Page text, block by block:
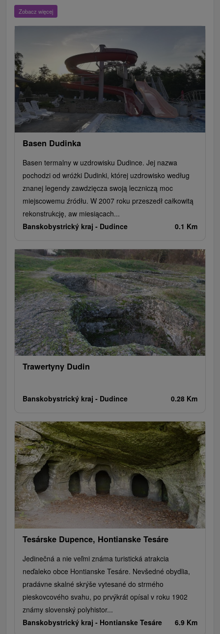
Wieże obserwacyjne i chodniki
Escaperoom
Loty widokowe i rejsy wycieczkowe
Jeziora, jeziora, zbiorniki wodne
Zabytki techniki
Wodospady
Kościoły drewniane Źródła Teatry
Jazda konna
Túry a turistické chodníky
Zamki Chaty górskie
Miejsca sakralne
Rafting, rafting, rafting
Obiekty architektoniczne
Ośrodek narciarski
Pola golfowe
Tory gokartowe
Amfiteatry i kina w przyrodzie
Szlaki winne
Cyklotrasy
Zobacz więcej
Basen Dudinka
Basen termalny w uzdrowisku Dudince. Jej nazwa
pochodzi od wróżki Dudinki, której uzdrowisko według
znanej legendy zawdzięcza swoją leczniczą moc
miejscowemu źródłu. W 2007 roku przeszedł całkowitą
rekonstrukcję, aw miesiącach...
Banskobystrický kraj - Dudince 0.1 Km
Trawertyny Dudin
Banskobystrický kraj - Dudince 0.28 Km
Tesárske Dupence, Hontianske Tesáre
Jedinečná a nie veľmi známa turistická atrakcia
neďaleko obce Hontianske Tesáre. Nevšedné obydlia,
pradávne skalné skrýše vytesané do strmého
pieskovcového svahu, po prvýkrát opísal v roku 1902
známy slovenský polyhistor...
Banskobystrický kraj - Hontianske Tesáre 6.9 Km